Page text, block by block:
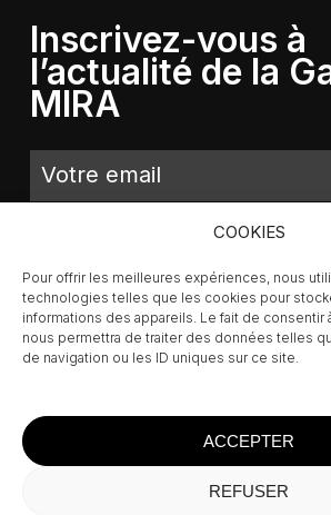
COOKIES
Pour offrir les meilleures expériences, nous
technologies telles que les cookies pour
informations des appareils. Le fait de
nous permettra de traiter des données telles
de navigation ou les ID uniques sur ce site.
ACCEPTER
REFUSER
Inscrivez-vous à
l’actualité de la
MIRA